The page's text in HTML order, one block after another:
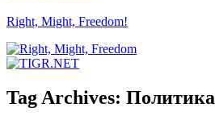
Right, Might, Freedom!
Tag Archives: Политика